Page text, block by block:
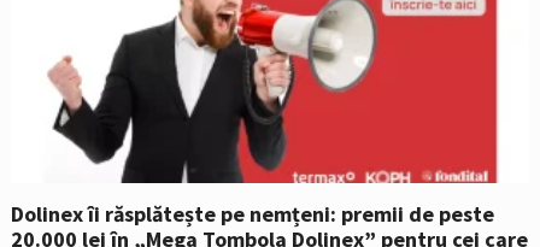
Dolinex îi răsplătește pe nemțeni: premii de peste
20.000 lei în „Mega Tombola Dolinex” pentru cei care